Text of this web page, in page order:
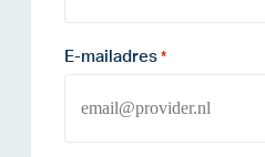
E-mailadres *